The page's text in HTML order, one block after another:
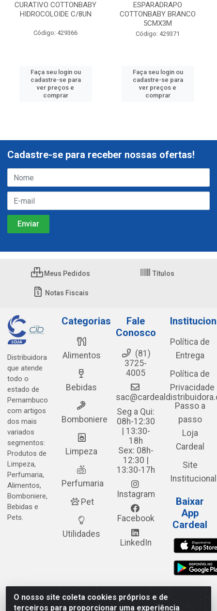
CURATIVO COTTONBABY
HIDROCOLOIDE C/8UN
Código: 429366
Faça seu login ou
cadastre-se para
ver preços e
comprar
ESPARADRAPO
COTTONBABY BRANCO
5CMX3M
Código: 429371
Faça seu login ou
cadastre-se para
ver preços e
comprar
O nosso site coleta cookies próprios e de
terceiros para proporcionar uma experiência
Cadastre-se para receber nossas ofertas!
Meus Pedidos Títulos
Notas Fiscais
Distribuidora
que atende
todo o
estado de
Pernambuco
com artigos
dos mais
variados
segmentos:
Produtos de
Limpeza,
Perfumaria,
Alimentos,
Bomboniere,
Bebidas e
Pets.
Categorias
Alimentos
Bebidas
Bomboniere
Limpeza
Perfumaria
Pet
Utilidades
Fale
Conosco
(81)
3725-
4005
Seg a Qui:
08h-12:30
| 13:30-
18h
Sex: 08h-
12:30 |
13:30-17h
Instagram
Facebook
LinkedIn
Política de
Entrega
Política de
Privacidade
Passo a
passo
Loja
Cardeal
Site
Institucional
Baixar
App
Cardeal
Cardeal Distribuidora - Estrada Alto do Moura, 582 - Alto do